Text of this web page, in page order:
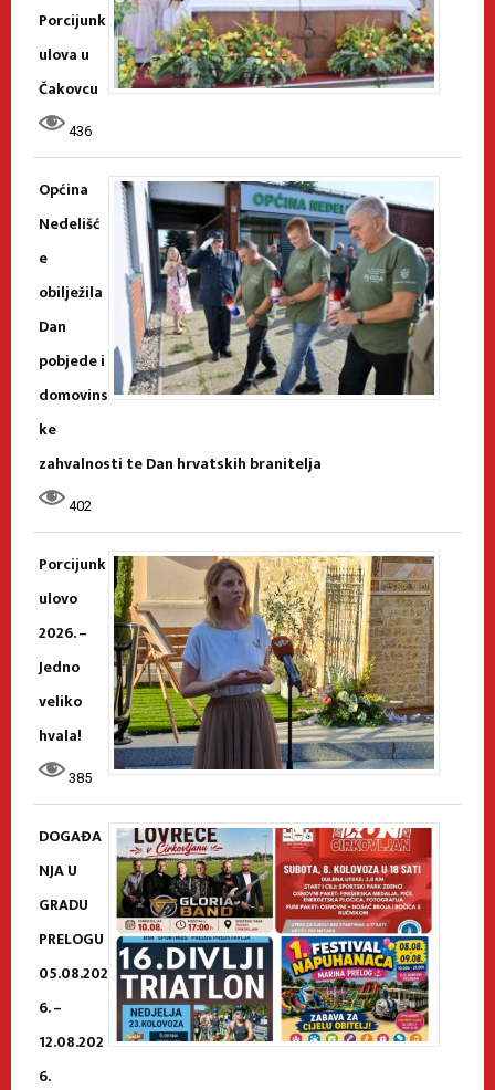
Porcijunk
ulova u
Čakovcu
436
Općina
Nedelišć
e
obilježila
Dan
pobjede i
domovins
ke
zahvalnosti te Dan hrvatskih branitelja
402
Porcijunk
ulovo
2026. –
Jedno
veliko
hvala!
385
DOGAĐA
NJA U
GRADU
PRELOGU
05.08.202
6. –
12.08.202
6.